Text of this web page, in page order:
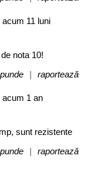
acum 11 luni
nota 10!
| raportează
acum 1 an
sunt rezistente
| raportează